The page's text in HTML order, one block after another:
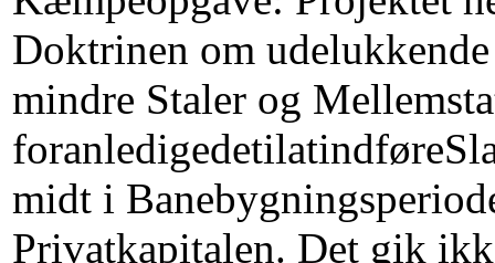
Doktrinen om
mindre Staler og
midt i
Privatkapitalen. Det gik